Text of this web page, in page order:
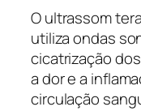
O ultrassom
utiliza ondas
cicatrização
a dor e a
circulação